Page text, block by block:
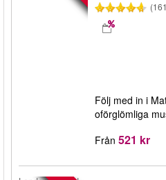
Följ med in i
oförglömliga
Från 521 kr